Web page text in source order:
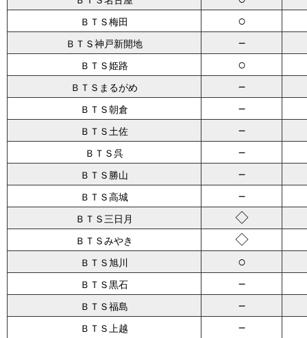
ＢＴＳ梅田 ○
ＢＴＳ神戸新開地 －
ＢＴＳ姫路 ○
ＢＴＳまるがめ －
ＢＴＳ朝倉 －
ＢＴＳ土佐 －
ＢＴＳ呉 －
ＢＴＳ勝山 －
ＢＴＳ高城 －
ＢＴＳ三日月 ◇
ＢＴＳみやき ◇
ＢＴＳ旭川 ○
ＢＴＳ黒石 －
ＢＴＳ福島 －
ＢＴＳ上越 －